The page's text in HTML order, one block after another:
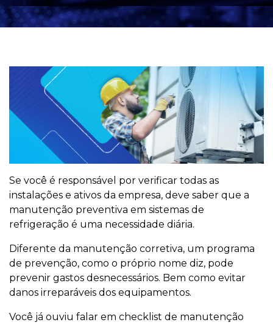
Se você é responsável por verificar todas as
instalações e ativos da empresa, deve saber que a
manutenção preventiva em sistemas de
refrigeração é uma necessidade diária.
Diferente da manutenção corretiva, um programa
de prevenção, como o próprio nome diz, pode
prevenir gastos desnecessários. Bem como evitar
danos irreparáveis dos equipamentos.
Você já ouviu falar em checklist de manutenção